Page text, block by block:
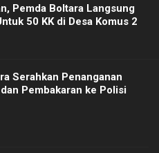
Pemda Boltara Langsung
50 KK di Desa Komus 2
Serahkan Penanganan
Pembakaran ke Polisi